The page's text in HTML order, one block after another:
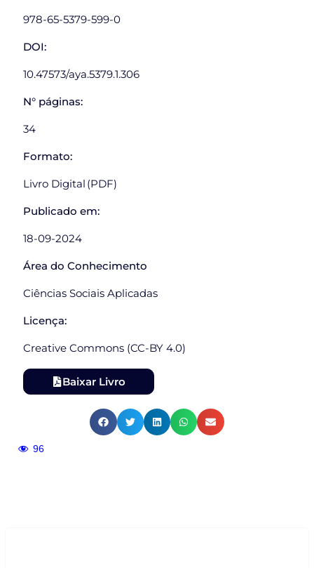
978-65-5379-599-0
DOI:
10.47573/aya.5379.1.306
N° páginas:
34
Formato:
Livro Digital (PDF)
Publicado em:
18-09-2024
Área do Conhecimento
Ciências Sociais Aplicadas
Licença:
Creative Commons (CC-BY 4.0)
Baixar Livro
96